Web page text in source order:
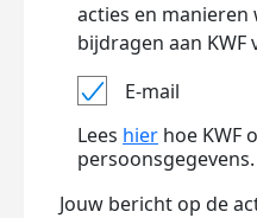
acties en manieren
bijdragen aan KWF
E-mail
Lees hier hoe KWF
persoonsgegevens.
Jouw bericht op de